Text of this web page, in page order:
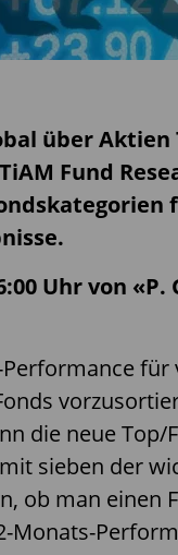
über
Fund
Uhr von
die neue Top/
mit sieben der
ob man einen
Monats-